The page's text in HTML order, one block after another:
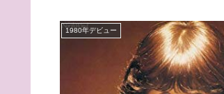
1980年デビュー